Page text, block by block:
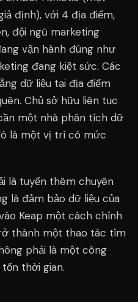
định), với 4 địa điểm,
đội ngũ marketing
vận hành đúng như
đang kiệt sức. Các
dữ liệu tại địa điểm
Chủ sở hữu liên tục
một nhà phân tích dữ
là một vị trí có mức
là tuyển thêm chuyên
là đảm bảo dữ liệu của
Keap một cách chính
thành một thao tác tìm
phải là một công
thời gian.